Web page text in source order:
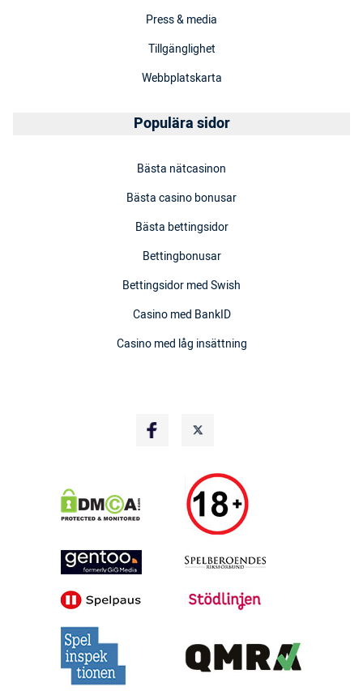
Press & media
Tillgänglighet
Webbplatskarta
Populära sidor
Bästa nätcasinon
Bästa casino bonusar
Bästa bettingsidor
Bettingbonusar
Bettingsidor med Swish
Casino med BankID
Casino med låg insättning